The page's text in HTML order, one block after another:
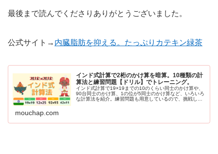
最後まで読んでくださりありがとうございました。
公式サイト→ 内臓脂肪を抑える。たっぷりカテキン緑茶
インド式計算で2桁のかけ算を暗算。10種類の計
算法と練習問題【ドリル】でトレーニング。
インド式計算で19×19までの10のくらい同士のかけ算や、
90台同士のかけ算、1の位が5同士のかけ算など、いろいろ
な計算法を紹介。練習問題も用意しているので、挑戦して
mouchap.com